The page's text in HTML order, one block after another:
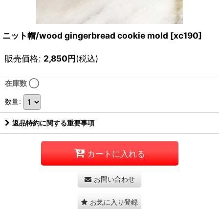
ニット帽/wood gingerbread cookie mold [xc190]
販売価格: 2,850円(税込)
在庫数 ◯
数量:
返品特約に関する重要事項
カートに入れる
お問い合わせ
お気に入り登録